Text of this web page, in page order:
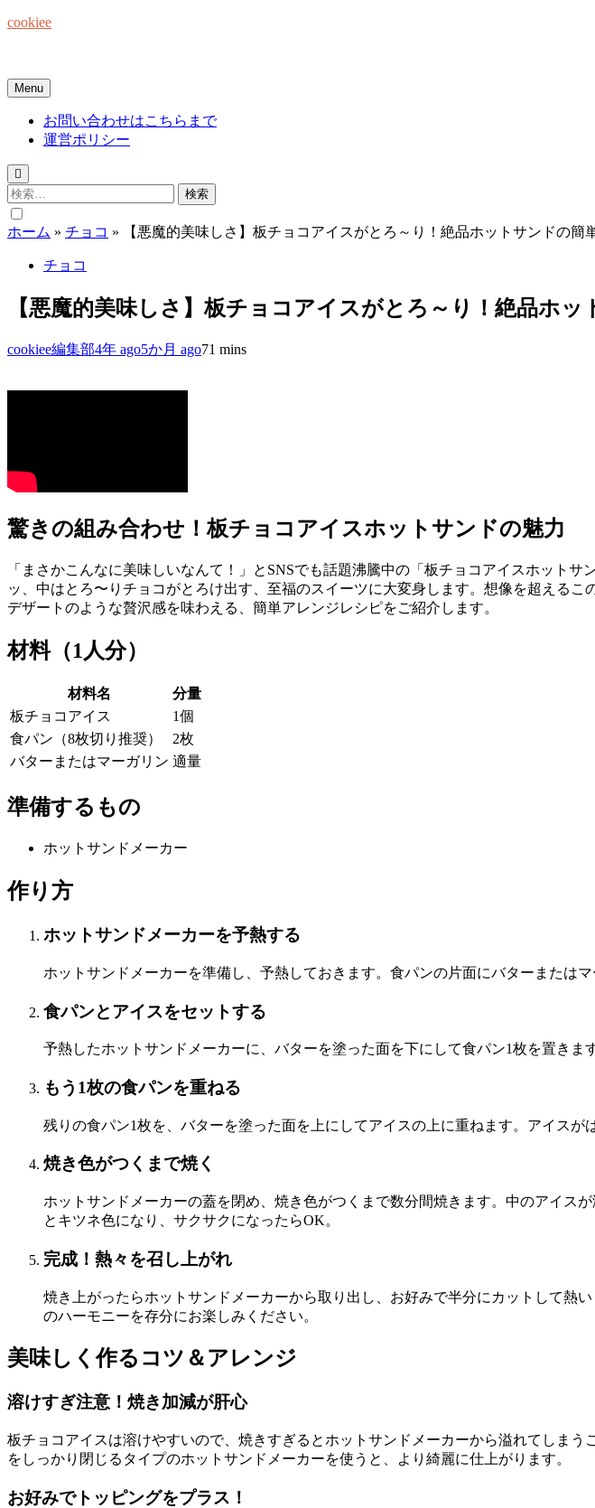
Skip
cookiee
Menu
お問い合わせはこちらまで
運営ポリシー
検
索:
ホーム » チョコ » 【悪魔的美味しさ】板チョコアイスがとろ～り！絶品ホットサンドの簡
チョコ
【悪魔的美味しさ】板チョコアイスがとろ～り！絶品ホ
cookiee編集部4年 ago5か月 ago71 mins
驚きの組み合わせ！板チョコアイスホットサンドの魅力
「まさかこんなに美味しいなんて！」とSNSでも話題沸騰中の「板チョコアイスホット
ッ、中はとろ〜りチョコがとろけ出す、至福のスイーツに大変身します。想像を超える
デザートのような贅沢感を味わえる、簡単アレンジレシピをご紹介します。
材料（1人分）
材料名
分量
板チョコアイス
1個
食パン（8枚切り推奨）
2枚
バターまたはマーガリン 適量
準備するもの
ホットサンドメーカー
作り方
ホットサンドメーカーを予熱する
ホットサンドメーカーを準備し、予熱しておきます。食パンの片面にバターまたはマ
食パンとアイスをセットする
予熱したホットサンドメーカーに、バターを塗った面を下にして食パン1枚を置きま
もう1枚の食パンを重ねる
残りの食パン1枚を、バターを塗った面を上にしてアイスの上に重ねます。アイスが
焼き色がつくまで焼く
ホットサンドメーカーの蓋を閉め、焼き色がつくまで数分間焼きます。中のアイス
とキツネ色になり、サクサクになったらOK。
完成！熱々を召し上がれ
焼き上がったらホットサンドメーカーから取り出し、お好みで半分にカットして熱
のハーモニーを存分にお楽しみください。
美味しく作るコツ＆アレンジ
溶けすぎ注意！焼き加減が肝心
板チョコアイスは溶けやすいので、焼きすぎるとホットサンドメーカーから溢れてしま
をしっかり閉じるタイプのホットサンドメーカーを使うと、より綺麗に仕上がります。
お好みでトッピングをプラス！